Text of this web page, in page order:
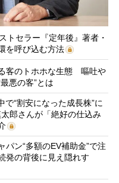
トセラー『定年後』著者・
を呼び込む方法
客のトホホな生態 嘔吐や
悪の客”とは
“割安になった成長株”に
郎さんが「絶好の仕込み
パン“多額のEV補助金”で注
の背後に見え隠れす